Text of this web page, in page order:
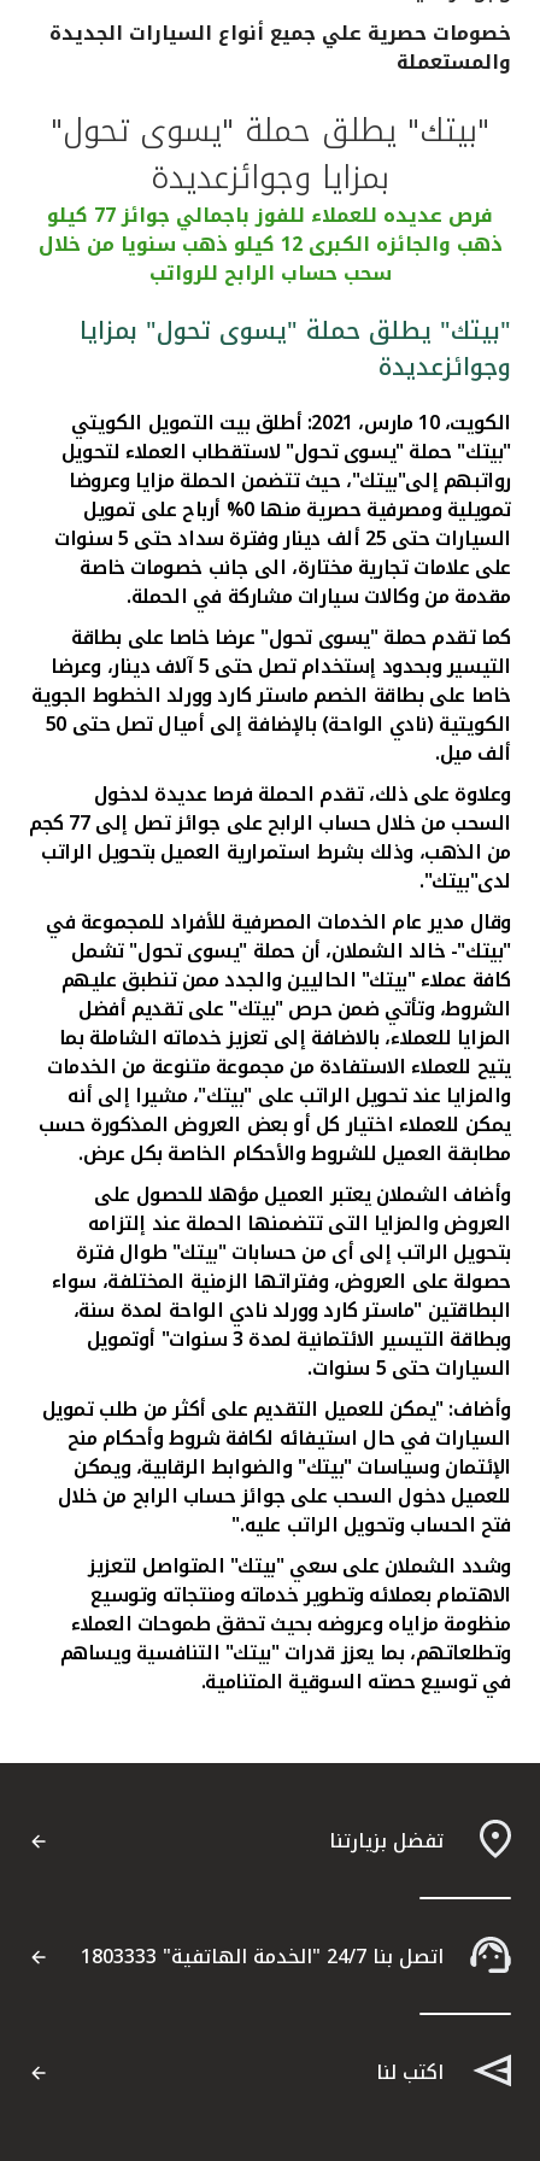
القنوات المصرفية
أدوات وخدمات
خدمات ما بعد البيع
مواقع الفروع وأجهزة الصرف الآلي
ماليزيا
تركيا
مصر
المملكة المتحدة
مملكة البحرين
خصومات حصرية علي جميع أنواع السيارات الجديدة
والمستعملة
"بيتك" يطلق حملة "يسوى تحول"
بمزايا وجوائزعديدة
فرص عديده للعملاء للفوز باجمالي جوائز 77 كيلو
ذهب والجائزه الكبرى 12 كيلو ذهب سنويا من خلال
سحب حساب الرابح للرواتب
"بيتك" يطلق حملة "يسوى تحول" بمزايا
وجوائزعديدة
الكويت، 10 مارس، 2021: أطلق بيت التمويل الكويتي
"بيتك" حملة "يسوى تحول" لاستقطاب العملاء لتحويل
رواتبهم إلى"بيتك"، حيث تتضمن الحملة مزايا وعروضا
تمويلية ومصرفية حصرية منها 0% أرباح على تمويل
السيارات حتى 25 ألف دينار وفترة سداد حتى 5 سنوات
على علامات تجارية مختارة، الى جانب خصوماتخاصة
مقدمة من وكالات سيارات مشاركة في الحملة.
كما تقدم حملة "يسوى تحول"عرضا خاصا على بطاقة
التيسير وبحدود إستخدام تصل حتى 5 آلاف دينار، وعرضا
خاصا على بطاقة الخصم ماستر كارد وورلد الخطوط الجوية
الكويتية (نادي الواحة) بالإضافة إلى أميال تصل حتى 50
ألف ميل.
وعلاوة على ذلك، تقدم الحملة فرصا عديدة لدخول
السحب من خلال حساب الرابح على جوائز تصل إلى 77 كجم
من الذهب، وذلك بشرط استمرارية العميل بتحويل الراتب
لدى"بيتك".
وقال مدير عام الخدمات المصرفية للأفراد للمجموعة في
"بيتك"- خالد الشملان، أن حملة "يسوى تحول" تشمل
كافة عملاء "بيتك" الحاليين والجدد ممن تنطبق عليهم
الشروط، وتأتي ضمن حرص "بيتك" على تقديم أفضل
المزايا للعملاء، بالاضافة إلى تعزيز خدماته الشاملة بما
يتيح للعملاء الاستفادة من مجموعة متنوعة من الخدمات
والمزايا عند تحويل الراتب على "بيتك"، مشيرا إلى أنه
يمكن للعملاء اختيار كل أو بعض العروض المذكورة حسب
مطابقة العميل للشروط والأحكام الخاصة بكل عرض.
وأضاف الشملان يعتبر العميل مؤهلا للحصول على
العروض والمزايا التى تتضمنها الحملة عند إلتزامه
بتحويل الراتب إلى أى من حسابات "بيتك" طوال فترة
حصولة على العروض، وفتراتها الزمنية المختلفة، سواء
البطاقتين "ماستر كارد وورلد نادي الواحة لمدة سنة،
وبطاقة التيسير الائتمانية لمدة 3 سنوات" أوتمويل
السيارات حتى 5 سنوات.
وأضاف: "يمكن للعميل التقديم على أكثر من طلب تمويل
السيارات في حال استيفائه لكافة شروط وأحكام منح
الإئتمان وسياسات "بيتك" والضوابط الرقابية، ويمكن
للعميل دخول السحب على جوائز حساب الرابح من خلال
فتح الحساب وتحويل الراتب عليه."
وشدد الشملان على سعي "بيتك" المتواصل لتعزيز
الاهتمام بعملائه وتطوير خدماته ومنتجاته وتوسيع
منظومة مزاياه وعروضه بحيث تحقق طموحات العملاء
وتطلعاتهم، بما يعزز قدرات "بيتك" التنافسية ويساهم
في توسيع حصته السوقية المتنامية.
تفضل بزيارتنا
اتصل بنا 24/7 "الخدمة الهاتفية" 1803333
اكتب لنا